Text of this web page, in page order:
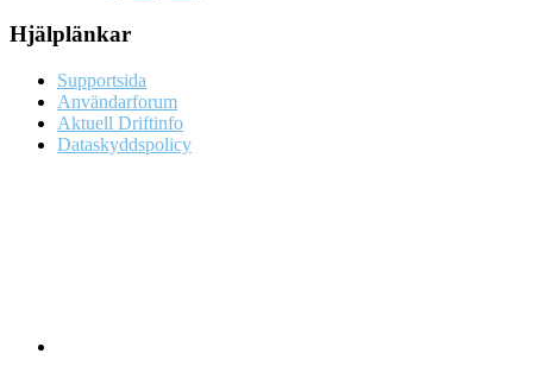
Hjälplänkar
Supportsida
Användarforum
Aktuell Driftinfo
Dataskyddspolicy